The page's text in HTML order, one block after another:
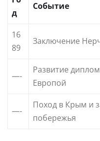
д
Событие
16
89
Заключение
—-
Развитие
Европой
—-
Поход в Крым и
побережья